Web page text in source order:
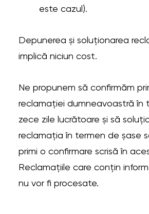
este cazul).
Depunerea și soluționarea
implică niciun cost.
Ne propunem să confirmăm
reclamației dumneavoastră în
zece zile lucrătoare și să
reclamația în termen de șase
primi o confirmare scrisă în
Reclamațiile care conțin
nu vor fi procesate.